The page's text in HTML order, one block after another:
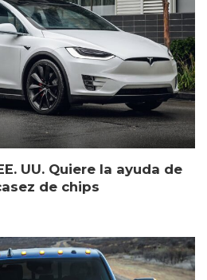
UU. Quiere la ayuda de
de chips